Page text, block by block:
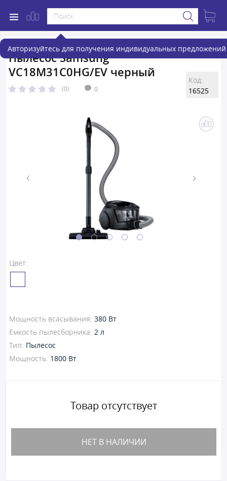
Авторизуйтесь для получения индивидуальных предложений
Пылесос Samsung
VC18M31C0HG/EV черный
(0) 0
Код:
16525
Цвет:
Мощность всасывания: 380 Вт
Емкость пылесборника: 2 л
Тип: Пылесос
Мощность: 1800 Вт
Товар отсутствует
НЕТ В НАЛИЧИИ